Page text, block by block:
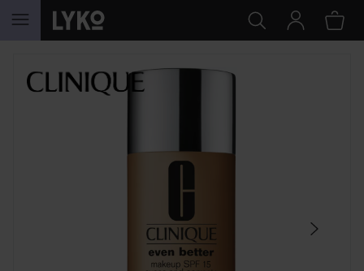
HOPPA TILL INNEHÅLLET
HOPPA ÖVER SEKTIONEN